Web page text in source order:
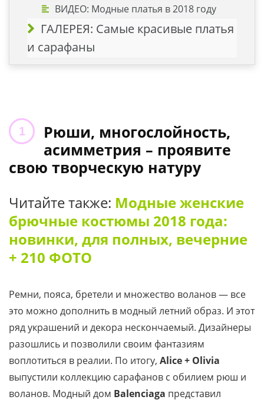
ВИДЕО: Модные платья в 2018 году
ГАЛЕРЕЯ: Самые красивые платья
и сарафаны
Рюши, многослойность,
асимметрия – проявите
свою творческую натуру
Читайте также: Модные женские
брючные костюмы 2018 года:
новинки, для полных, вечерние
+ 210 ФОТО
Ремни, пояса, бретели и множество воланов — все
это можно дополнить в модный летний образ. И этот
ряд украшений и декора нескончаемый. Дизайнеры
разошлись и позволили своим фантазиям
воплотиться в реалии. По итогу, Alice + Olivia
выпустили коллекцию сарафанов с обилием рюш и
воланов. Модный дом Balenciaga представил